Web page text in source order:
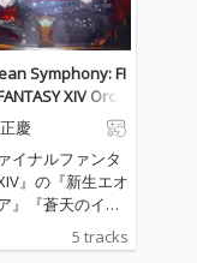
Symphony: FI
XIV Orch
Album Vol. 4
慶
イナルファンタ
』の『新生エオ
』『蒼天のイシ
ルド』『紅蓮のリ
ター』『漆黒の
5 tracks